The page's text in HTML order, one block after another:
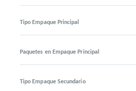
Tipo Empaque Principal
Paquetes en Empaque Principal
Tipo Empaque Secundario